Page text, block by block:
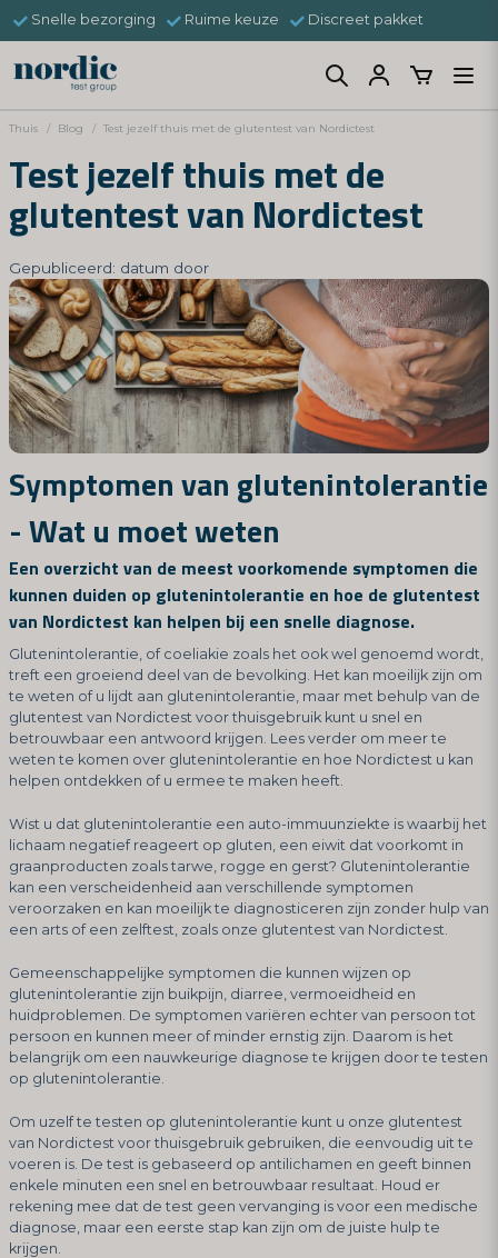
Snelle bezorging Ruime keuze Discreet pakket
Thuis Blog Test jezelf thuis met de glutentest van Nordictest
Test jezelf thuis met de
glutentest van Nordictest
Gepubliceerd: datum door
Symptomen van glutenintolerantie
- Wat u moet weten
Een overzicht van de meest voorkomende symptomen die
kunnen duiden op glutenintolerantie en hoe de glutentest
van Nordictest kan helpen bij een snelle diagnose.
Glutenintolerantie, of coeliakie zoals het ook wel genoemd wordt,
treft een groeiend deel van de bevolking. Het kan moeilijk zijn om
te weten of u lijdt aan glutenintolerantie, maar met behulp van de
glutentest van Nordictest voor thuisgebruik kunt u snel en
betrouwbaar een antwoord krijgen. Lees verder om meer te
weten te komen over glutenintolerantie en hoe Nordictest u kan
helpen ontdekken of u ermee te maken heeft.
Wist u dat glutenintolerantie een auto-immuunziekte is waarbij het
lichaam negatief reageert op gluten, een eiwit dat voorkomt in
graanproducten zoals tarwe, rogge en gerst? Glutenintolerantie
kan een verscheidenheid aan verschillende symptomen
veroorzaken en kan moeilijk te diagnosticeren zijn zonder hulp van
een arts of een zelftest, zoals onze glutentest van Nordictest.
Gemeenschappelijke symptomen die kunnen wijzen op
glutenintolerantie zijn buikpijn, diarree, vermoeidheid en
huidproblemen. De symptomen variëren echter van persoon tot
persoon en kunnen meer of minder ernstig zijn. Daarom is het
belangrijk om een nauwkeurige diagnose te krijgen door te testen
op glutenintolerantie.
Om uzelf te testen op glutenintolerantie kunt u onze glutentest
van Nordictest voor thuisgebruik gebruiken, die eenvoudig uit te
voeren is. De test is gebaseerd op antilichamen en geeft binnen
enkele minuten een snel en betrouwbaar resultaat. Houd er
rekening mee dat de test geen vervanging is voor een medische
diagnose, maar een eerste stap kan zijn om de juiste hulp te
krijgen.